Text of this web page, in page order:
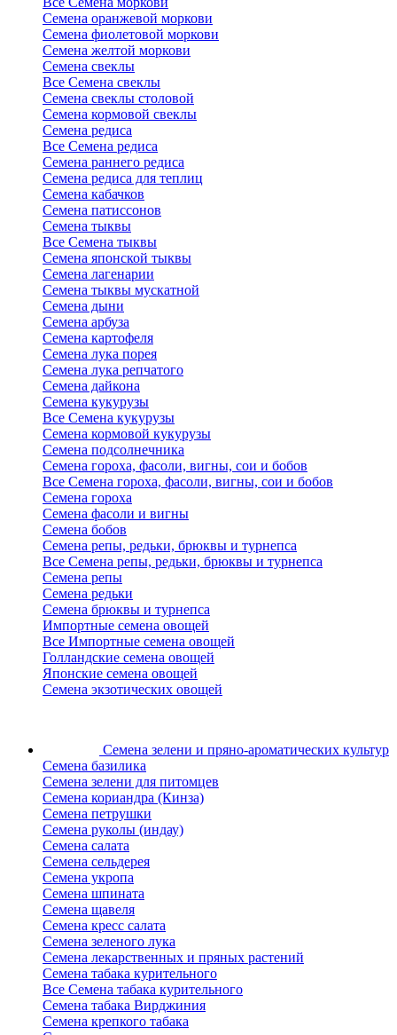
Семена оранжевой моркови
Семена фиолетовой моркови
Семена желтой моркови
Семена свеклы
Все Семена свеклы
Семена свеклы столовой
Семена кормовой свеклы
Семена редиса
Все Семена редиса
Семена раннего редиса
Семена редиса для теплиц
Семена кабачков
Семена патиссонов
Семена тыквы
Все Семена тыквы
Семена японской тыквы
Семена лагенарии
Семена тыквы мускатной
Семена дыни
Семена арбуза
Семена картофеля
Семена лука порея
Семена лука репчатого
Семена дайкона
Семена кукурузы
Все Семена кукурузы
Семена кормовой кукурузы
Семена подсолнечника
Семена гороха, фасоли, вигны, сои и бобов
Все Семена гороха, фасоли, вигны, сои и бобов
Семена гороха
Семена фасоли и вигны
Семена бобов
Семена репы, редьки, брюквы и турнепса
Все Семена репы, редьки, брюквы и турнепса
Семена репы
Семена редьки
Семена брюквы и турнепса
Импортные семена овощей
Все Импортные семена овощей
Голландские семена овощей
Японские семена овощей
Семена экзотических овощей
Семена зелени и пряно-ароматических культур
Семена базилика
Семена зелени для питомцев
Семена кориандра (Кинза)
Семена петрушки
Семена руколы (индау)
Семена салата
Семена сельдерея
Семена укропа
Семена шпината
Семена щавеля
Семена кресс салата
Семена зеленого лука
Семена лекарственных и пряных растений
Семена табака курительного
Все Семена табака курительного
Семена табака Вирджиния
Семена крепкого табака